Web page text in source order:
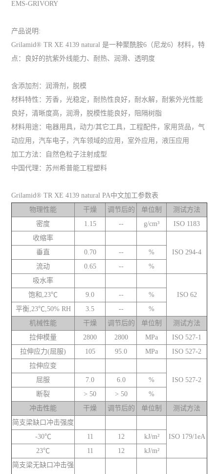
EMS-GRIVORY
产品说明:
Grilamid® TR XE 4139 natural 是一种聚酰胺6（尼龙6）材料，特
点：良好的抗紫外线能力、耐热、润滑、透明度
含添加剂：润滑剂，脱模
材料特性：芳香，光稳定，耐热性良好，耐水解，耐紫外光性能
良好，清晰度高，润滑，脱模性能良好，阻隔树脂
材料用途：电器用具，动力/其它工具，工程配件，家用货品，气
动应用，汽车电子，汽车领域的应用，室外应用，液压应用
加工方法：自然色粒子注射成型
中国代理：苏州希普能工程塑料
Grilamid® TR XE 4139 natural PA中文加工参数表
物理性能
干燥 调节后的 单位制
测试方法
密度
1.15 -- g/cm³
ISO 1183
收缩率
ISO 294-4
垂直 0.70 --
%
流动
0.65 --
%
吸水率
ISO 62
饱和,23℃ 9.0 --
%
平衡,23℃,50% RH
3.5 --
%
机械性能
干燥 调节后的 单位制
测试方法
拉伸模量
2800 2800 MPa
ISO 527-1
拉伸应力(屈服)
105 95.0 MPa
ISO 527-2
拉伸应变
ISO 527-2
屈服 7.0 6.0
%
断裂
> 50 > 50
%
冲击性能
干燥 调节后的 单位制
测试方法
简支梁缺口冲击强度
ISO 179/1eA
-30℃ 11 12
kJ/m²
23℃
11 12
kJ/m²
简支梁无缺口冲击强